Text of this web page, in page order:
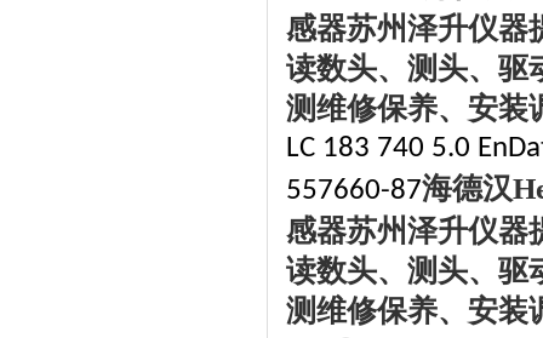
感器苏州泽升仪器
读数头、测头、驱
测维修保养、安装
LC 183 740 5.0
557660-87海德汉
感器苏州泽升仪器
读数头、测头、驱
测维修保养、安装